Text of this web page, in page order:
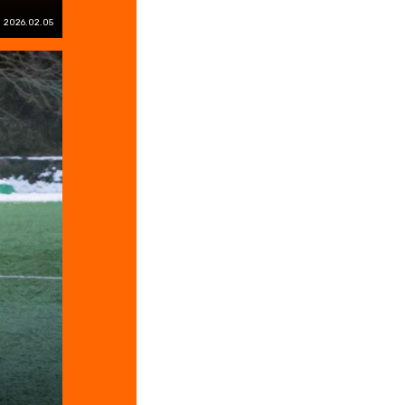
2026.02.05